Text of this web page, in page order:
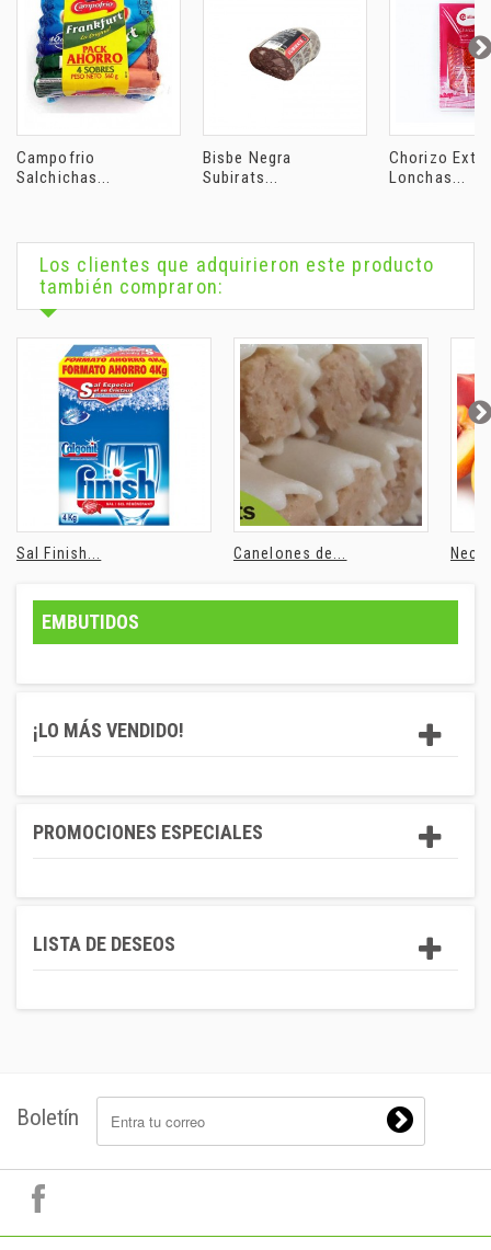
Campofrio
Salchichas...
Bisbe Negra
Subirats...
Chorizo Extra
Lonchas...
Los clientes que adquirieron este producto
también compraron:
Sal Finish... Canelones de...
EMBUTIDOS
¡LO MÁS VENDIDO!
PROMOCIONES ESPECIALES
LISTA DE DESEOS
Boletín